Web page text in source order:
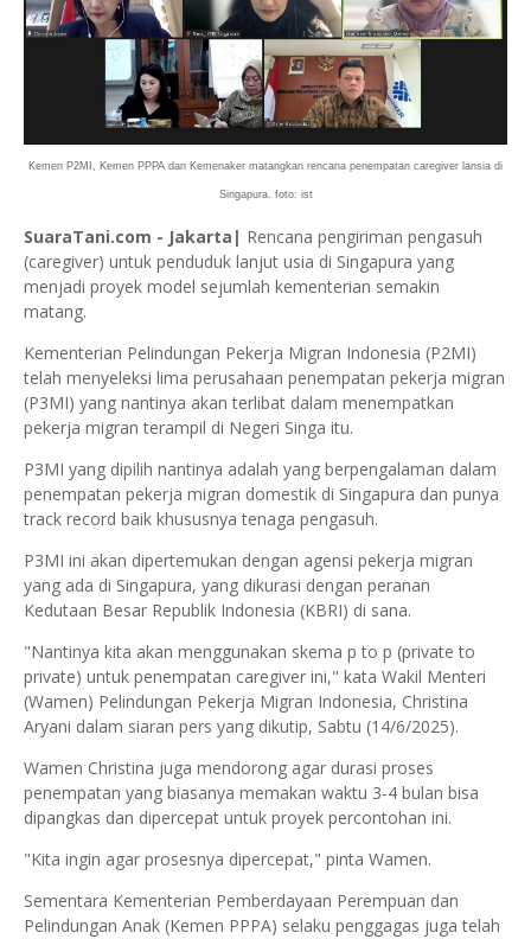
Kemen P2MI, Kemen PPPA dan Kemenaker matangkan rencana penempatan caregiver lansia di
Singapura. foto: ist
SuaraTani.com - Jakarta| Rencana pengiriman pengasuh
(caregiver) untuk penduduk lanjut usia di Singapura yang
menjadi proyek model sejumlah kementerian semakin
matang.
Kementerian Pelindungan Pekerja Migran Indonesia (P2MI)
telah menyeleksi lima perusahaan penempatan pekerja migran
(P3MI) yang nantinya akan terlibat dalam menempatkan
pekerja migran terampil di Negeri Singa itu.
P3MI yang dipilih nantinya adalah yang berpengalaman dalam
penempatan pekerja migran domestik di Singapura dan punya
track record baik khususnya tenaga pengasuh.
P3MI ini akan dipertemukan dengan agensi pekerja migran
yang ada di Singapura, yang dikurasi dengan peranan
Kedutaan Besar Republik Indonesia (KBRI) di sana.
"Nantinya kita akan menggunakan skema p to p (private to
private) untuk penempatan caregiver ini," kata Wakil Menteri
(Wamen) Pelindungan Pekerja Migran Indonesia, Christina
Aryani dalam siaran pers yang dikutip, Sabtu (14/6/2025).
Wamen Christina juga mendorong agar durasi proses
penempatan yang biasanya memakan waktu 3-4 bulan bisa
dipangkas dan dipercepat untuk proyek percontohan ini.
"Kita ingin agar prosesnya dipercepat," pinta Wamen.
Sementara Kementerian Pemberdayaan Perempuan dan
Pelindungan Anak (Kemen PPPA) selaku penggagas juga telah